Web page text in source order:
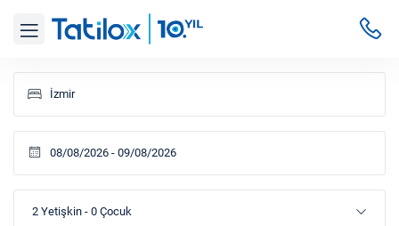
2 Yetişkin - 0 Çocuk